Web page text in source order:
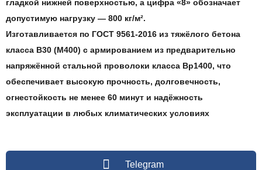
гладкой нижней поверхностью, а цифра «8» обозначает
допустимую нагрузку — 800 кг/м².
Изготавливается по ГОСТ 9561-2016 из тяжёлого бетона
класса B30 (М400) с армированием из предварительно
напряжённой стальной проволоки класса Вр1400, что
обеспечивает высокую прочность, долговечность,
огнестойкость не менее 60 минут и надёжность
эксплуатации в любых климатических условиях
Telegram